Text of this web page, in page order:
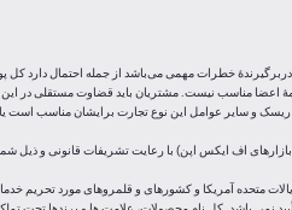
86
07:36:00
160
672
07:35:25
خطرات مهمی می‌باشد از جمله احتمال دارد کل
همۀ اعضا مناسب نیست. مشتریان باید قضاوت مستقلی در
و سایر عوامل این نوع تجارت برایشان مناسب است یا
متحده آمریکا و کشورهای و قلمروهای مورد تحریم